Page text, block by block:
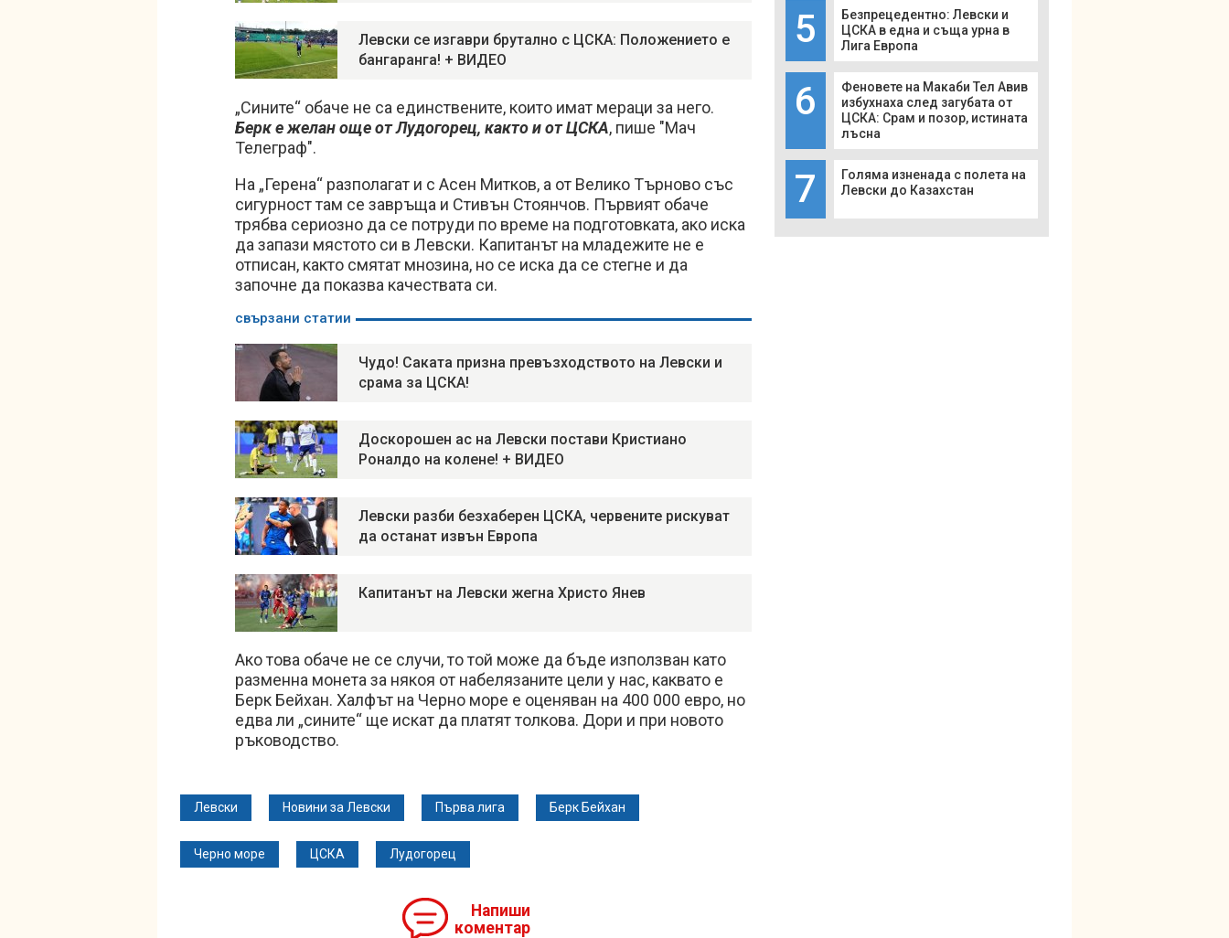
Левски се изгаври брутално с ЦСКА: Положението е
бангаранга! + ВИДЕО
„Сините“ обаче не са единствените, които имат мераци за него.
Берк е желан още от Лудогорец, както и от ЦСКА, пише "Мач
Телеграф".
На „Герена“ разполагат и с Асен Митков, а от Велико Търново със
сигурност там се завръща и Стивън Стоянчов. Първият обаче
трябва сериозно да се потруди по време на подготовката, ако иска
да запази мястото си в Левски. Капитанът на младежите не е
отписан, както смятат мнозина, но се иска да се стегне и да
започне да показва качествата си.
свързани статии
Чудо! Саката призна превъзходството на Левски и
срама за ЦСКА!
Доскорошен ас на Левски постави Кристиано
Роналдо на колене! + ВИДЕО
Левски разби безхаберен ЦСКА, червените рискуват
да останат извън Европа
Капитанът на Левски жегна Христо Янев
Ако това обаче не се случи, то той може да бъде използван като
разменна монета за някоя от набелязаните цели у нас, каквато е
Берк Бейхан. Халфът на Черно море е оценяван на 400 000 евро, но
едва ли „сините“ ще искат да платят толкова. Дори и при новото
ръководство.
Левски Новини за Левски Първа лига Берк Бейхан
Черно море ЦСКА Лудогорец
Напиши
коментар
5
Безпрецедентно: Левски и
ЦСКА в една и съща урна в
Лига Европа
6
Феновете на Макаби Тел Авив
избухнаха след загубата от
ЦСКА: Срам и позор, истината
лъсна
7
Голяма изненада с полета на
Левски до Казахстан